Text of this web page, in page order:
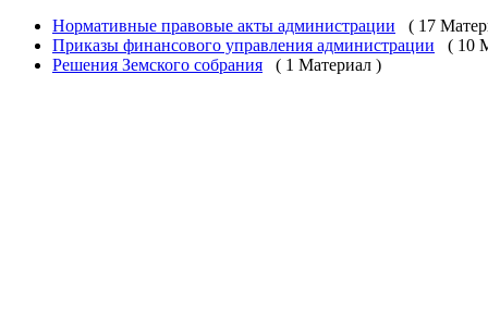
Нормативные правовые акты администрации
( 17
Приказы финансового управления администрации
( 10
Решения Земского собрания
( 1 Материал )